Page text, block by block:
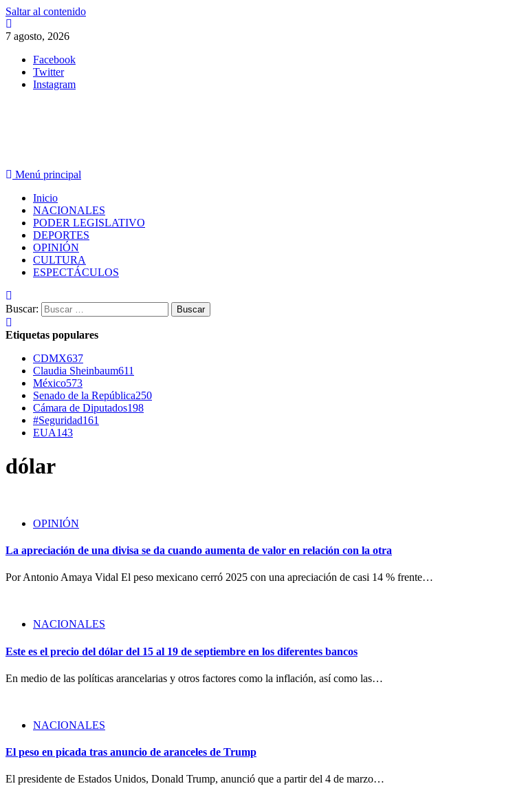
Saltar al contenido
7 agosto, 2026
Facebook
Twitter
Instagram
Menú principal
Inicio
NACIONALES
PODER LEGISLATIVO
DEPORTES
OPINIÓN
CULTURA
ESPECTÁCULOS
Buscar:
Etiquetas populares
CDMX637
Claudia Sheinbaum611
México573
Senado de la República250
Cámara de Diputados198
#Seguridad161
EUA143
dólar
OPINIÓN
La apreciación de una divisa se da cuando aumenta de valor en relación con la otra
Por Antonio Amaya Vidal El peso mexicano cerró 2025 con una apreciación de casi 14 % frente…
NACIONALES
Este es el precio del dólar del 15 al 19 de septiembre en los diferentes bancos
En medio de las políticas arancelarias y otros factores como la inflación, así como las…
NACIONALES
El peso en picada tras anuncio de aranceles de Trump
El presidente de Estados Unidos, Donald Trump, anunció que a partir del 4 de marzo…